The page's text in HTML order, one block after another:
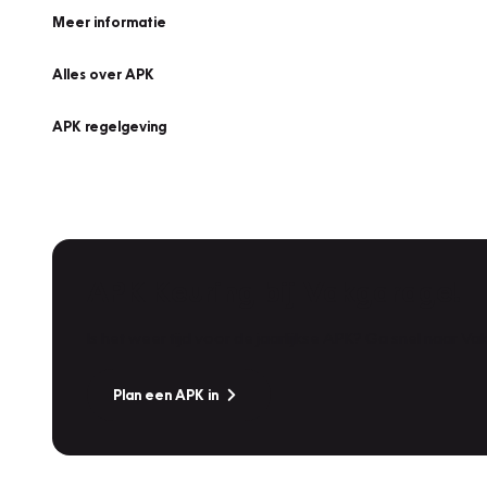
Meer informatie
Alles over APK
APK regelgeving
Plan een APK in